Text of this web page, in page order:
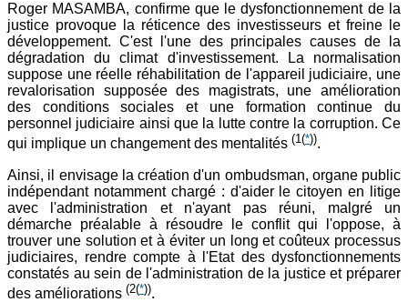
Roger MASAMBA, confirme que le dysfonctionnement de la
justice provoque la réticence des investisseurs et freine le
développement. C'est l'une des principales causes de la
dégradation du climat d'investissement. La normalisation
suppose une réelle réhabilitation de l'appareil judiciaire, une
revalorisation supposée des magistrats, une amélioration
des conditions sociales et une formation continue du
personnel judiciaire ainsi que la lutte contre la corruption. Ce
qui implique un changement des mentalités (1(*)).
Ainsi, il envisage la création d'un ombudsman, organe public
indépendant notamment chargé : d'aider le citoyen en litige
avec l'administration et n'ayant pas réuni, malgré un
démarche préalable à résoudre le conflit qui l'oppose, à
trouver une solution et à éviter un long et coûteux processus
judiciaires, rendre compte à l'Etat des dysfonctionnements
constatés au sein de l'administration de la justice et préparer
des améliorations (2(*)).